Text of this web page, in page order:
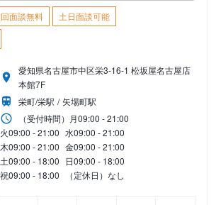
面談無料
土日面談可能
愛知県名古屋市中区栄3-16-1 松坂屋名古屋店
本館7F
栄町/栄駅
矢場町駅
（受付時間） 月09:00 - 21:00
火09:00 - 21:00 水09:00 - 21:00
木09:00 - 21:00 金09:00 - 21:00
土09:00 - 18:00 日09:00 - 18:00
祝09:00 - 18:00 （定休日）なし